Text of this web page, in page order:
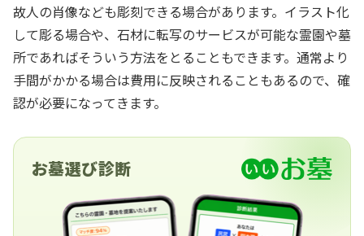
故人の肖像なども彫刻できる場合があります。イラスト化
して彫る場合や、石材に転写のサービスが可能な霊園や墓
所であればそういう方法をとることもできます。通常より
手間がかかる場合は費用に反映されることもあるので、確
認が必要になってきます。
お墓選び診断